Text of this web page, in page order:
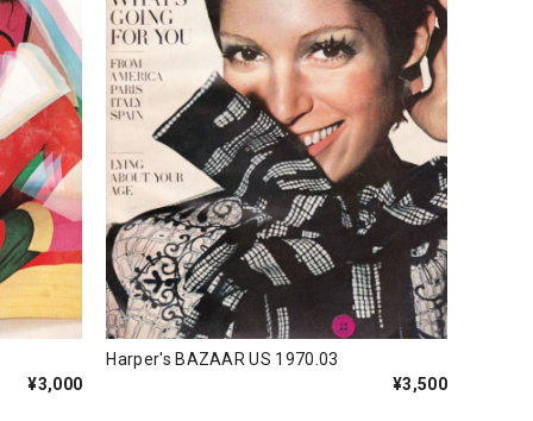
¥3,000
Harper's BAZAAR US 1970.03
¥3,500